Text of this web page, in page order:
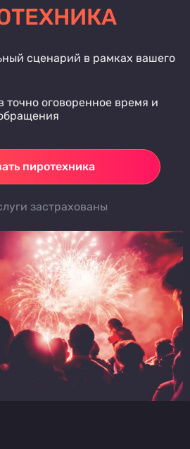
сценарий в рамках вашего
точно оговоренное время и
пиротехника
застрахованы